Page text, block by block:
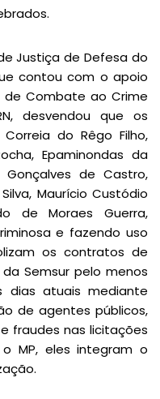
Justiça de Defesa do
contou com o apoio
de Combate ao Crime
desvendou que os
do Rêgo Filho,
Epaminondas da
Gonçalves de Castro,
Maurício Custódio
de Moraes Guerra,
e fazendo uso
os contratos de
Semsur pelo menos
atuais mediante
de agentes públicos,
fraudes nas licitações
MP, eles integram o